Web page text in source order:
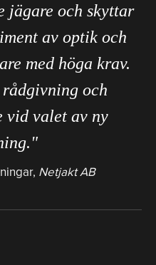
jägare och skyttar
av optik och
med höga krav.
och
vid valet av ny
Netjakt AB